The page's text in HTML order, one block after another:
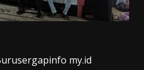
my.id